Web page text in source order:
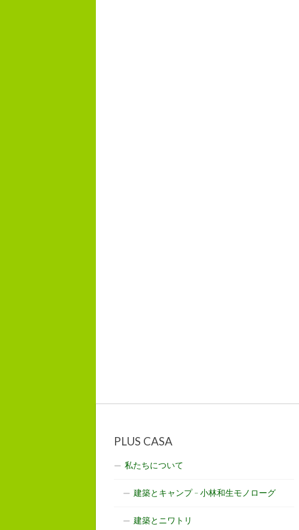
PLUS CASA
私たちについて
建築とキャンプ – 小林和生モノローグ
建築とニワトリ